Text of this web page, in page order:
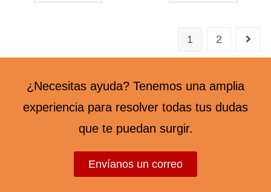
1 2
¿Necesitas ayuda? Tenemos una amplia
experiencia para resolver todas tus dudas
que te puedan surgir.
Envíanos un correo